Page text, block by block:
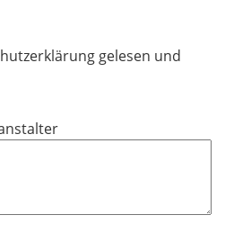
gelesen und